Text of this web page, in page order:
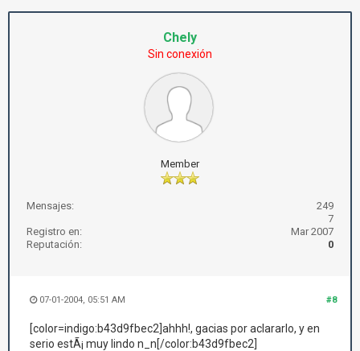
Chely
Sin conexión
Member
Mensajes:
249
7
Registro en:
Mar 2007
Reputación:
0
#8
07-01-2004, 05:51 AM
[color=indigo:b43d9fbec2]ahhh!, gacias por aclararlo, y en
serio estÃ¡ muy lindo n_n[/color:b43d9fbec2]